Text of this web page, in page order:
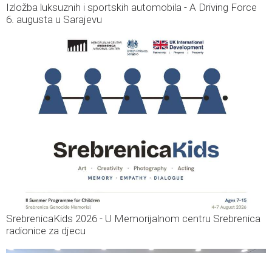
Izložba luksuznih i sportskih automobila - A Driving Force
6. augusta u Sarajevu
SrebrenicaKids 2026 - U Memorijalnom centru Srebrenica
radionice za djecu